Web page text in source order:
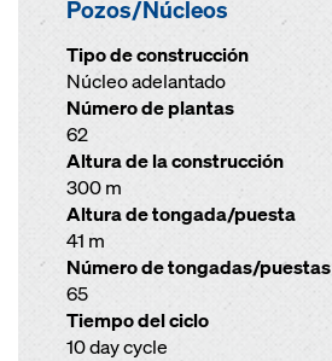
Pozos/Núcleos
Tipo de construcción
Núcleo adelantado
Número de plantas
62
Altura de la construcción
300 m
Altura de tongada/puesta
41 m
Número de tongadas/puestas
65
Tiempo del ciclo
10 day cycle